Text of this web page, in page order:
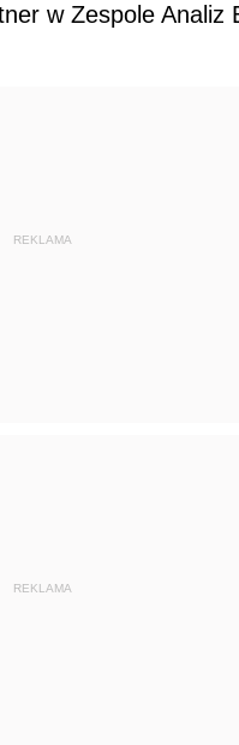
w Zespole Analiz
REKLAMA
REKLAMA